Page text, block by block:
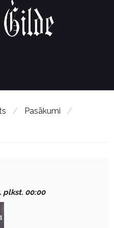
/ Pasākumi
/
plkst. 00:00